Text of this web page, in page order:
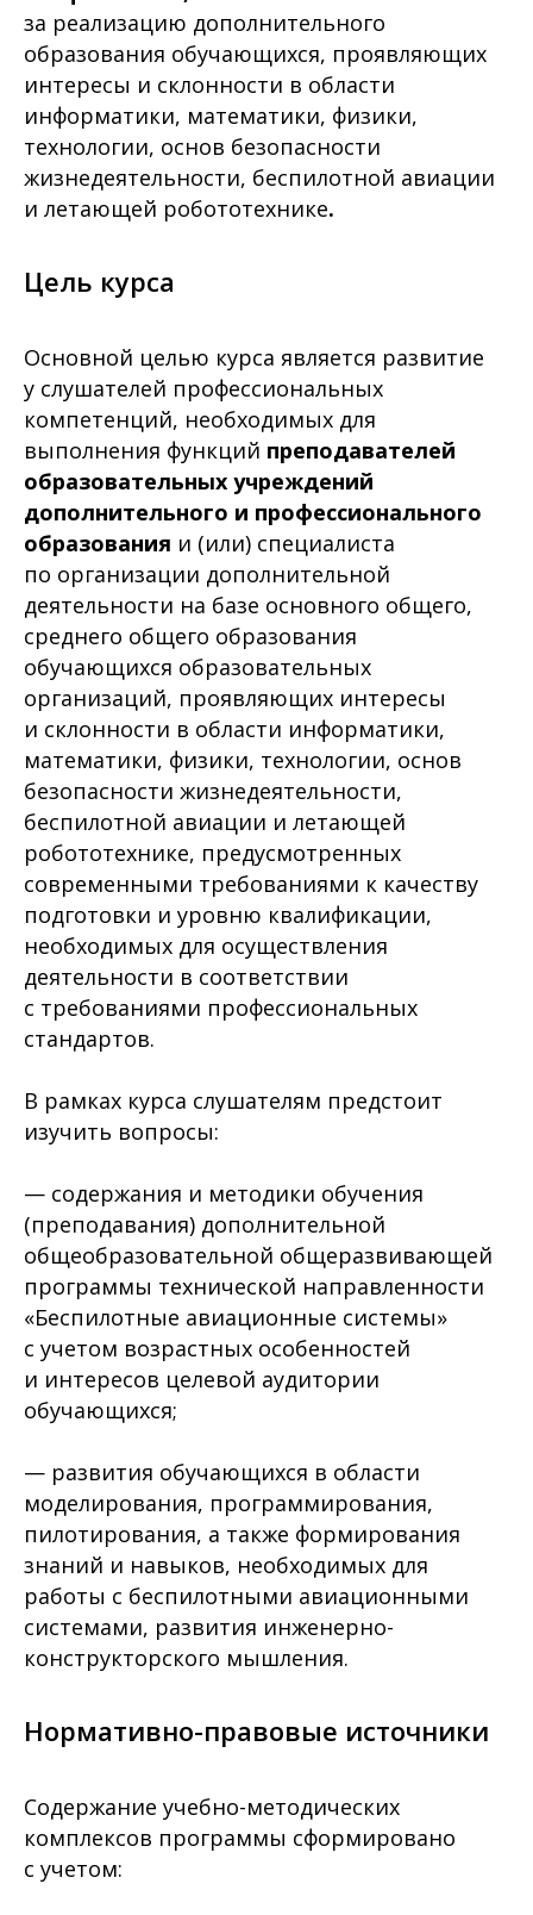
за реализацию дополнительного
образования обучающихся, проявляющих
интересы и склонности в области
информатики, математики, физики,
технологии, основ безопасности
жизнедеятельности, беспилотной авиации
и летающей робототехнике.
Цель курса
Основной целью курса является развитие
у слушателей профессиональных
компетенций, необходимых для
выполнения функций преподавателей
образовательных учреждений
дополнительного и профессионального
образования и (или) специалиста
по организации дополнительной
деятельности на базе основного общего,
среднего общего образования
обучающихся образовательных
организаций, проявляющих интересы
и склонности в области информатики,
математики, физики, технологии, основ
безопасности жизнедеятельности,
беспилотной авиации и летающей
робототехнике, предусмотренных
современными требованиями к качеству
подготовки и уровню квалификации,
необходимых для осуществления
деятельности в соответствии
с требованиями профессиональных
стандартов.
В рамках курса слушателям предстоит
изучить вопросы:
— содержания и методики обучения
(преподавания) дополнительной
общеобразовательной общеразвивающей
программы технической направленности
«Беспилотные авиационные системы»
с учетом возрастных особенностей
и интересов целевой аудитории
обучающихся;
— развития обучающихся в области
моделирования, программирования,
пилотирования, а также формирования
знаний и навыков, необходимых для
работы с беспилотными авиационными
системами, развития инженерно-
конструкторского мышления.
Нормативно-правовые источники
Содержание учебно-методических
комплексов программы сформировано
с учетом: